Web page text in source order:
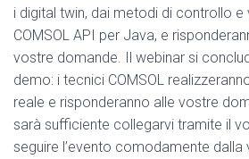
i digital twin, dai metodi di controllo e
COMSOL API per Java, e
vostre domande. Il webinar si
demo: i tecnici COMSOL
reale e risponderanno alle vostre
sarà sufficiente collegarvi tramite il
seguire l’evento comodamente